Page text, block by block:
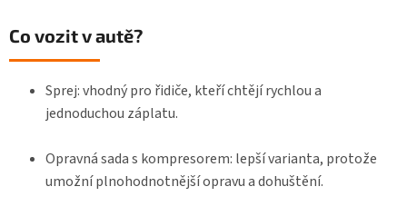
Co vozit v autě?
Sprej: vhodný pro řidiče, kteří chtějí rychlou a
jednoduchou záplatu.
Opravná sada s kompresorem: lepší varianta, protože
umožní plnohodnotnější opravu a dohuštění.